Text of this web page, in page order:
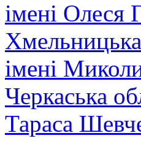
імені Олеся
Хмельницька
імені
Черкаська
Тараса